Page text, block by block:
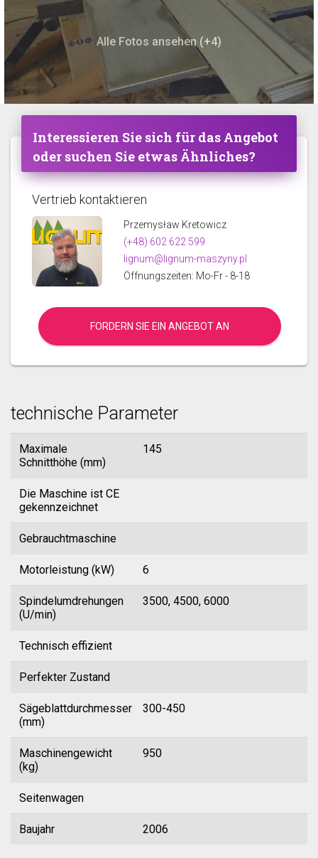
Alle Fotos ansehen (+4)
Interessieren Sie sich für das Angebot
oder suchen Sie etwas Ähnliches?
Vertrieb kontaktieren
Przemysław Kretowicz
(+48) 602 622 599
lignum@lignum-maszyny.pl
Öffnungszeiten: Mo-Fr - 8-18
FORDERN SIE EIN ANGEBOT AN
technische Parameter
Maximale
Schnitthöhe (mm)
145
Die Maschine ist CE
gekennzeichnet
Gebrauchtmaschine
Motorleistung (kW) 6
Spindelumdrehungen
(U/min)
3500, 4500, 6000
Technisch effizient
Perfekter Zustand
Sägeblattdurchmesser
(mm)
300-450
Maschinengewicht
(kg)
950
Seitenwagen
Baujahr 2006